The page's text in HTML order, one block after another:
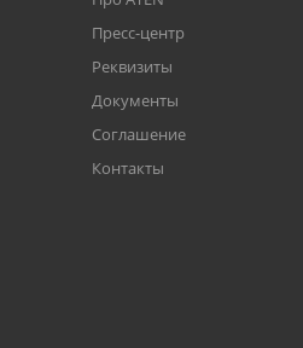
Пресс-центр
Реквизиты
Документы
Соглашение
Контакты